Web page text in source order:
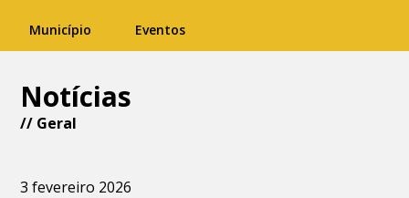
Município Eventos
Notícias
// Geral
3 fevereiro 2026